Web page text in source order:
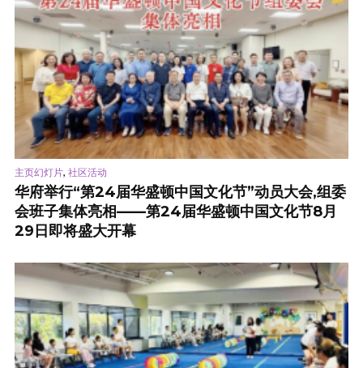
主页幻灯片, 社区活动
华府举行“第24届华盛顿中国文化节”动员大会,组委
会班子集体亮相——第24届华盛顿中国文化节8月
29日即将盛大开幕